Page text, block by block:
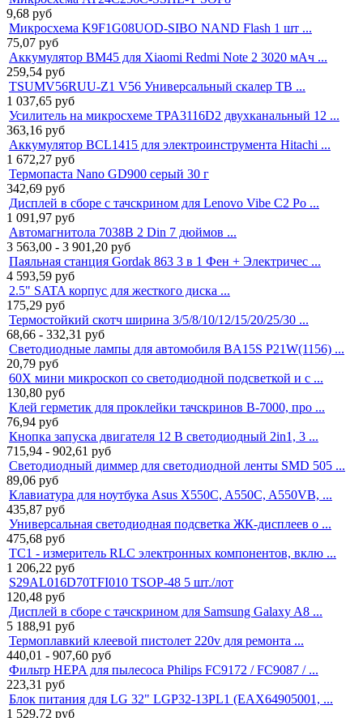
9,68 руб
Микросхема K9F1G08UOD-SIBO NAND Flash 1 шт ...
75,07 руб
Аккумулятор BM45 для Xiaomi Redmi Note 2 3020 мАч ...
259,54 руб
TSUMV56RUU-Z1 V56 Универсальный скалер ТВ ...
1 037,65 руб
Усилитель на микросхеме TPA3116D2 двухканальный 12 ...
363,16 руб
Аккумулятор BCL1415 для электроинструмента Hitachi ...
1 672,27 руб
Термопаста Nano GD900 серый 30 г
342,69 руб
Дисплей в сборе с тачскрином для Lenovo Vibe C2 Po ...
1 091,97 руб
Автомагнитола 7038B 2 Din 7 дюймов ...
3 563,00 - 3 901,20 руб
Паяльная станция Gordak 863 3 в 1 Фен + Электричес ...
4 593,59 руб
2.5" SATA корпус для жесткого диска ...
175,29 руб
Термостойкий скотч ширина 3/5/8/10/12/15/20/25/30 ...
68,66 - 332,31 руб
Светодиодные лампы для автомобиля BA15S P21W(1156) ...
20,79 руб
60X мини микроскоп со светодиодной подсветкой и с ...
130,80 руб
Клей герметик для проклейки тачскринов B-7000, про ...
76,94 руб
Кнопка запуска двигателя 12 В светодиодный 2in1, 3 ...
715,94 - 902,61 руб
Светодиодный диммер для светодиодной ленты SMD 505 ...
89,06 руб
Клавиатура для ноутбука Asus X550C, A550C, A550VB, ...
435,87 руб
Универсальная светодиодная подсветка ЖК-дисплеев о ...
475,68 руб
TC1 - измеритель RLC электронных компонентов, вклю ...
1 206,22 руб
S29AL016D70TFI010 TSOP-48 5 шт./лот
120,48 руб
Дисплей в сборе с тачскрином для Samsung Galaxy A8 ...
5 188,91 руб
Термоплавкий клеевой пистолет 220v для ремонта ...
440,01 - 907,60 руб
Фильтр HEPA для пылесоса Philips FC9172 / FC9087 / ...
223,31 руб
Блок питания для LG 32" LGP32-13PL1 (EAX64905001, ...
1 529,72 руб